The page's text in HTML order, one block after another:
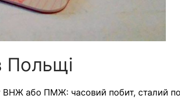
ВНЖ або ПМЖ: часовий побит, сталий